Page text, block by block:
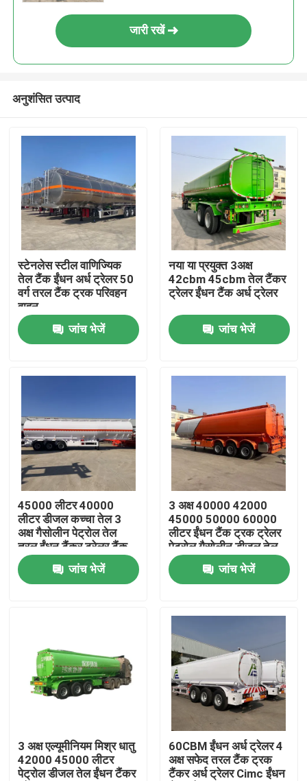
उत्पादों
वीडियो
हमारे बारे में
कारखाना भ्रमण
एक उद्धरण का अनुरोध करें
प्रयुक्त टिपर ट्रक
जारी रखें
अनुशंसित उत्पाद
स्टेनलेस स्टील वाणिज्यिक
तेल टैंक ईंधन अर्ध ट्रेलर 50
वर्ग तरल टैंक ट्रक परिवहन
वाहन
जांच भेजें
नया या प्रयुक्त 3अक्ष
42cbm 45cbm तेल टैंकर
ट्रेलर ईंधन टैंक अर्ध ट्रेलर
जांच भेजें
45000 लीटर 40000
लीटर डीजल कच्चा तेल 3
अक्ष गैसोलीन पेट्रोल तेल
तरल ईंधन टैंकर ट्रेलर टैंक
अर्ध ट्रेलर
जांच भेजें
3 अक्ष 40000 42000
45000 50000 60000
लीटर ईंधन टैंक ट्रक ट्रेलर
पेट्रोल गैसोलीन डीजल तेल
टैंक ईंधन टैंकर
जांच भेजें
3 अक्ष एल्यूमीनियम मिश्र धातु
42000 45000 लीटर
पेट्रोल डीजल तेल ईंधन टैंकर
60CBM ईंधन अर्ध ट्रेलर 4
अक्ष सफेद तरल टैंक ट्रक
टैंकर अर्ध ट्रेलर Cimc ईंधन